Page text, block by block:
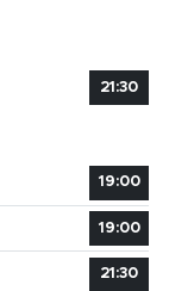
21:30
19:00
19:00
21:30